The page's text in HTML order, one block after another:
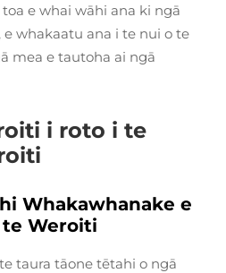
e whai wāhi ana ki ngā
whakaatu ana i te nui o te
mea e tautoha ai ngā
i roto i te
Whakawhanake e
Weroiti
taura tāone tētahi o ngā